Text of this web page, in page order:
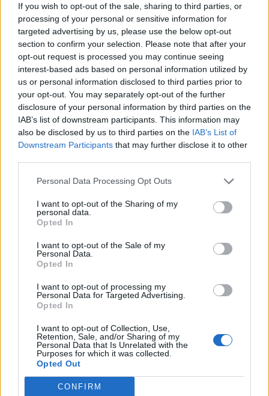
If you wish to opt-out of the sale, sharing to third parties, or
processing of your personal or sensitive information for
targeted advertising by us, please use the below opt-out
section to confirm your selection. Please note that after your
opt-out request is processed you may continue seeing
interest-based ads based on personal information utilized by
us or personal information disclosed to third parties prior to
your opt-out. You may separately opt-out of the further
disclosure of your personal information by third parties on the
IAB’s list of downstream participants. This information may
also be disclosed by us to third parties on the IAB’s List of
Downstream Participants that may further disclose it to other
Personal Data Processing Opt Outs
I want to opt-out of the Sharing of my
personal data.
Opted In
I want to opt-out of the Sale of my
Personal Data.
Opted In
I want to opt-out of processing my
Personal Data for Targeted Advertising.
Opted In
I want to opt-out of Collection, Use,
Retention, Sale, and/or Sharing of my
Personal Data that Is Unrelated with the
Purposes for which it was collected.
Opted Out
CONFIRM